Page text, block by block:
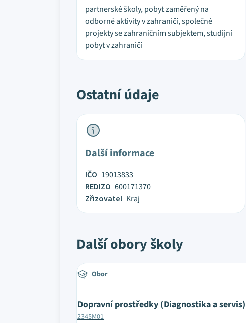
partnerské školy, pobyt zaměřený na
odborné aktivity v zahraničí, společné
projekty se zahraničním subjektem, studijní
pobyt v zahraničí
Ostatní údaje
Další informace
IČO 19013833
REDIZO 600171370
Zřizovatel Kraj
Další obory školy
Obor
Dopravní prostředky (Diagnostika a servis)
2345M01